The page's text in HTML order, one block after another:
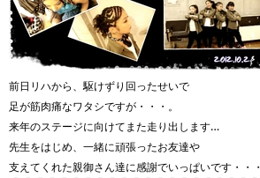
前日リハから、駆けずり回ったせいで
足が筋肉痛なワタシですが・・・。
来年のステージに向けてまた走り出します…
先生をはじめ、一緒に頑張ったお友達や
支えてくれた親御さん達に感謝でいっぱいです・・・